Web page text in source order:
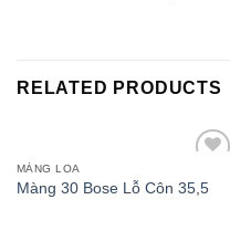
RELATED PRODUCTS
wishlist
MÀNG LOA
Màng 30 Bose Lỗ Côn 35,5